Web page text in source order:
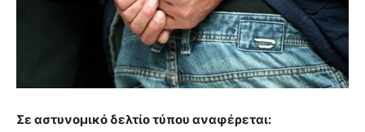
Σε αστυνομικό δελτίο τύπου αναφέρεται: